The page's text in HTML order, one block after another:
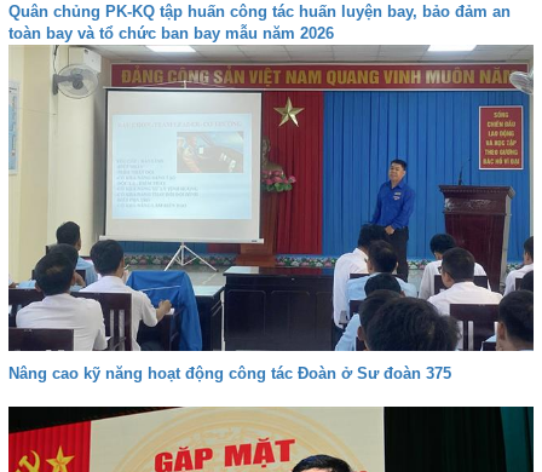
Quân chủng PK-KQ tập huấn công tác huấn luyện bay, bảo đảm an
toàn bay và tổ chức ban bay mẫu năm 2026
Nâng cao kỹ năng hoạt động công tác Đoàn ở Sư đoàn 375